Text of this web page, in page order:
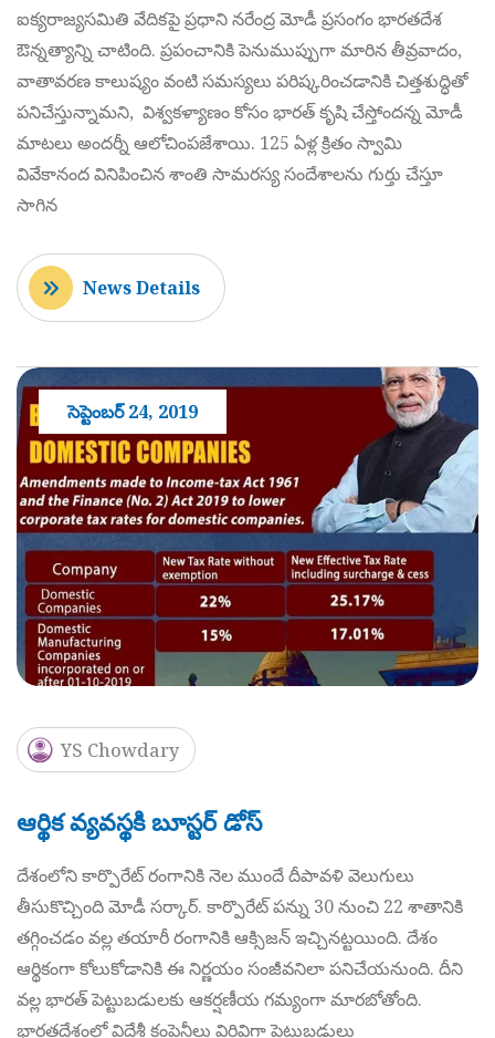
ఐక్యరాజ్యసమితి వేదికపై ప్రధాని నరేంద్ర మోడీ ప్రసంగం భారతదేశ
ఔన్నత్యాన్ని చాటింది. ప్రపంచానికి పెనుముప్పుగా మారిన తీవ్రవాదం,
వాతావరణ కాలుష్యం వంటి సమస్యలు పరిష్కరించడానికి చిత్తశుద్ధితో
పనిచేస్తున్నామని, విశ్వకళ్యాణం కోసం భారత్ కృషి చేస్తోందన్న మోడీ
మాటలు అందర్నీ ఆలోచింపజేశాయి. 125 ఏళ్ల క్రితం స్వామి
వివేకానంద వినిపించిన శాంతి సామరస్య సందేశాలను గుర్తు చేస్తూ
సాగిన
News Details
సెప్టెంబర్ 24, 2019
YS Chowdary
ఆర్థిక వ్యవస్థకి బూస్టర్ డోస్
దేశంలోని కార్పొరేట్ రంగానికి నెల ముందే దీపావళి వెలుగులు
తీసుకొచ్చింది మోడీ సర్కార్. కార్పొరేట్ పన్ను 30 నుంచి 22 శాతానికి
తగ్గించడం వల్ల తయారీ రంగానికి ఆక్సిజన్ ఇచ్చినట్టయింది. దేశం
ఆర్థికంగా కోలుకోడానికి ఈ నిర్ణయం సంజీవనిలా పనిచేయనుంది. దీని
వల్ల భారత్ పెట్టుబడులకు ఆకర్షణీయ గమ్యంగా మారబోతోంది.
భారతదేశంలో విదేశీ కంపెనీలు విరివిగా పెట్టుబడులు